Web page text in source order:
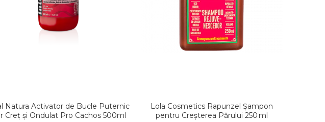
Natura Activator de Bucle Puternic
Creț și Ondulat Pro Cachos 500ml
Lola Cosmetics Rapunzel Șampon
pentru Creșterea Părului 250 ml